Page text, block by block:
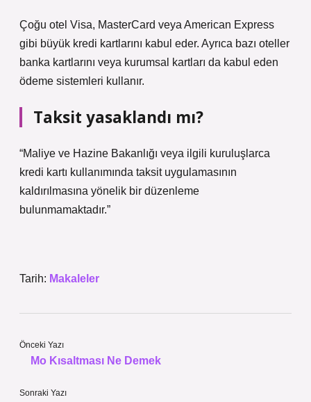
Çoğu otel Visa, MasterCard veya American Express
gibi büyük kredi kartlarını kabul eder. Ayrıca bazı oteller
banka kartlarını veya kurumsal kartları da kabul eden
ödeme sistemleri kullanır.
Taksit yasaklandı mı?
“Maliye ve Hazine Bakanlığı veya ilgili kuruluşlarca
kredi kartı kullanımında taksit uygulamasının
kaldırılmasına yönelik bir düzenleme
bulunmamaktadır.”
Tarih: Makaleler
Önceki Yazı
Mo Kısaltması Ne Demek
Sonraki Yazı